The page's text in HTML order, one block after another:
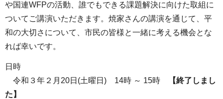
や国連WFPの活動、誰でもできる課題解決に向けた取組に
ついてご講演いただきます。焼家さんの講演を通じて、平
和の大切さについて、市民の皆様と一緒に考える機会とな
れば幸いです。
日時
令和３年２月20日(土曜日) 14時 ～ 15時
【終了しまし
た】